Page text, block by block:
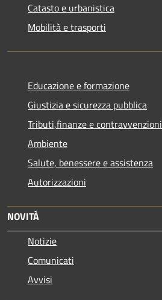
Catasto e urbanistica
Mobilità e trasporti
Educazione e formazione
Giustizia e sicurezza pubblica
Tributi,finanze e contravvenzioni
Ambiente
Salute, benessere e assistenza
Autorizzazioni
NOVITÀ
Notizie
Comunicati
Avvisi